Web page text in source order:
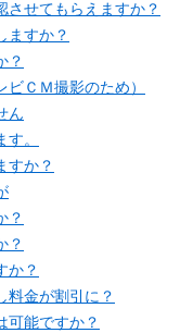
させてもらえますか？
ますか？
？
ＣＭ撮影のため）
ん
。
すか？
？
？
か？
料金が割引に？
可能ですか？